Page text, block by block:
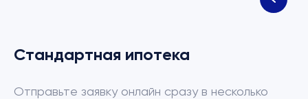
Стандартная ипотека
Отправьте заявку онлайн сразу в несколько